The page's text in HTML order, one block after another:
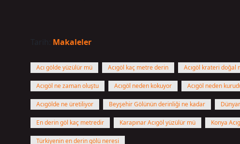
Tarih: Makaleler
Acı gölde yüzülür mü Acıgöl kaç metre derin Acıgöl krateri doğal
Acıgöl ne zaman oluştu Acıgöl neden kokuyor Acıgöl neden
Acıgölde ne üretiliyor Beyşehir Gölünün derinliği ne kadar
En derin göl kaç metredir Karapınar Acıgöl yüzülür mü Konya
Türkiyenin en derin gölü neresi